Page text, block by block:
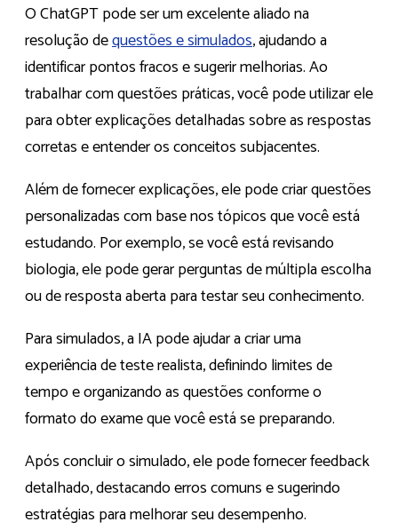
O ChatGPT pode ser um excelente aliado na
resolução dequestões e simulados, ajudando a
identificar pontos fracos e sugerir melhorias. Ao
trabalhar com questões práticas, você pode utilizar ele
para obter explicações detalhadas sobre as respostas
corretas e entender os conceitos subjacentes.
Além de fornecer explicações, ele pode criar questões
personalizadas com base nos tópicos que você está
estudando. Por exemplo, se você está revisando
biologia, ele pode gerar perguntas de múltipla escolha
ou de resposta aberta para testar seu conhecimento.
Para simulados, a IA pode ajudar a criar uma
experiência de teste realista, definindo limites de
tempo e organizando as questões conforme o
formato do exame que você está se preparando.
Após concluir o simulado, ele pode fornecer feedback
detalhado, destacando erros comuns e sugerindo
estratégias para melhorar seu desempenho.